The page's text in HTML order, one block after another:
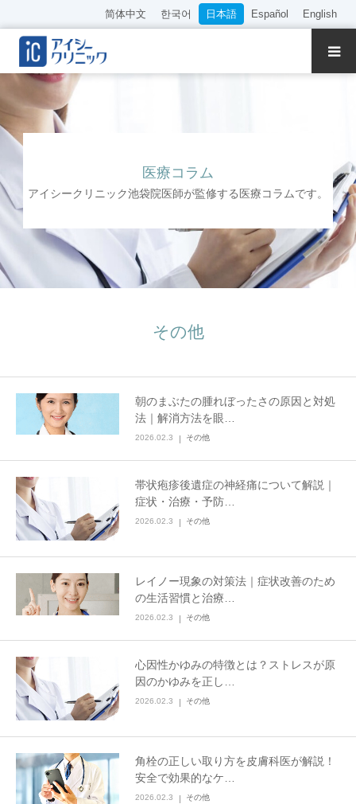
简体中文 한국어 日本語 Español English
医療コラム
アイシークリニック池袋院医師が監修する医療コラムです。
その他
朝のまぶたの腫れぼったさの原因と対処
法｜解消方法を眼…
2026.02.3 その他
帯状疱疹後遺症の神経痛について解説｜
症状・治療・予防…
2026.02.3 その他
レイノー現象の対策法｜症状改善のため
の生活習慣と治療…
2026.02.3 その他
心因性かゆみの特徴とは？ストレスが原
因のかゆみを正し…
2026.02.3 その他
角栓の正しい取り方を皮膚科医が解説！
安全で効果的なケ…
2026.02.3 その他
クリニック紹介
診療内容
WEB予約
料金表
言語
简体中文 한국어 日本語 Español